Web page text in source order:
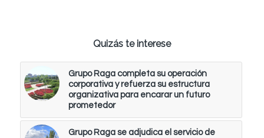
Quizás te interese
Grupo Raga completa su operación
corporativa y refuerza su estructura
organizativa para encarar un futuro
prometedor
Grupo Raga se adjudica el servicio de